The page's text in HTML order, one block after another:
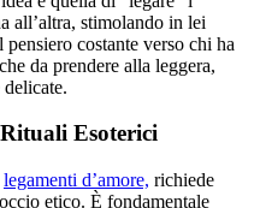
all’altra, stimolando in lei
pensiero costante verso chi ha
da prendere alla leggera,
Esoterici
legamenti d’amore, richiede
etico. È fondamentale